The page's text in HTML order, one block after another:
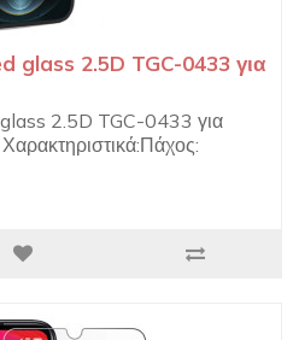
glass 2.5D TGC-0433 για
2.5D TGC-0433 για